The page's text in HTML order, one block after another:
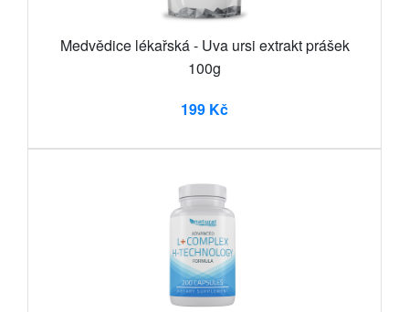
Medvědice lékařská - Uva ursi extrakt prášek
100g
199 Kč